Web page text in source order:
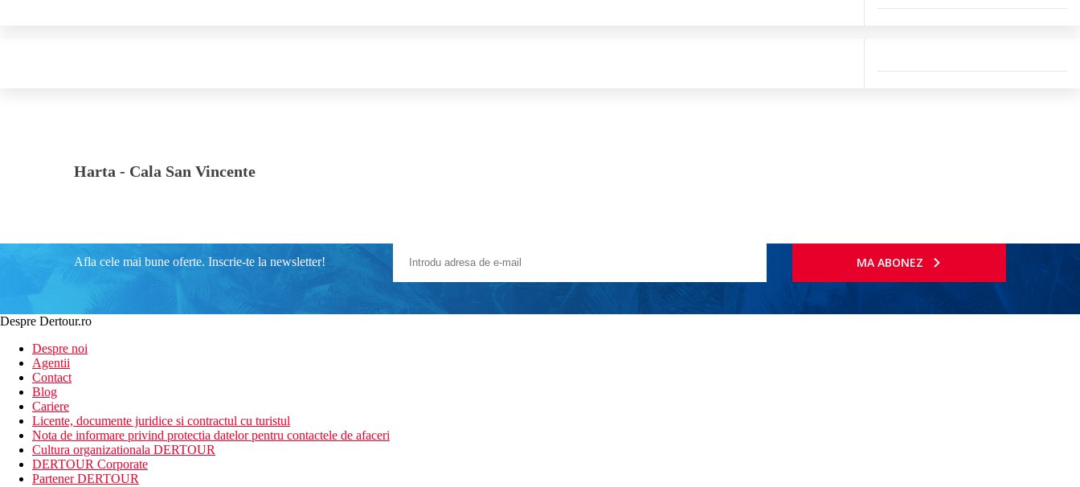
Harta - Cala San Vincente
Afla cele mai bune oferte. Inscrie-te la newsletter! MA ABONEZ
Despre Dertour.ro
Despre noi
Agentii
Contact
Blog
Cariere
Licente, documente juridice si contractul cu turistul
Nota de informare privind protectia datelor pentru contactele de afaceri
Cultura organizationala DERTOUR
DERTOUR Corporate
Partener DERTOUR